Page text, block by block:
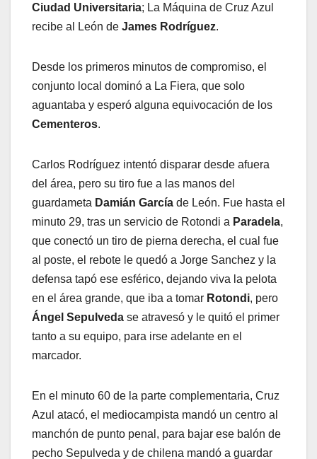
Ciudad Universitaria; La Máquina de Cruz Azul
recibe al León de James Rodríguez.
Desde los primeros minutos de compromiso, el
conjunto local dominó a La Fiera, que solo
aguantaba y esperó alguna equivocación de los
Cementeros.
Carlos Rodríguez intentó disparar desde afuera
del área, pero su tiro fue a las manos del
guardameta Damián García de León. Fue hasta el
minuto 29, tras un servicio de Rotondi a Paradela,
que conectó un tiro de pierna derecha, el cual fue
al poste, el rebote le quedó a Jorge Sanchez y la
defensa tapó ese esférico, dejando viva la pelota
en el área grande, que iba a tomar Rotondi, pero
Ángel Sepulveda se atravesó y le quitó el primer
tanto a su equipo, para irse adelante en el
marcador.
En el minuto 60 de la parte complementaria, Cruz
Azul atacó, el mediocampista mandó un centro al
manchón de punto penal, para bajar ese balón de
pecho Sepulveda y de chilena mandó a guardar